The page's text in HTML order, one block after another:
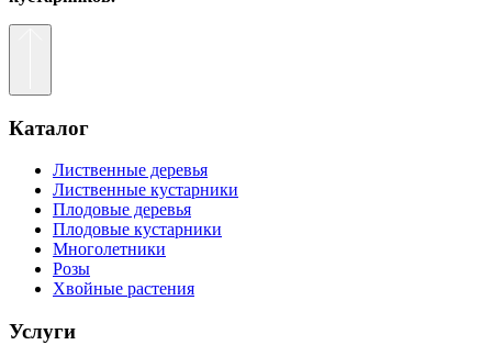
Каталог
Лиственные деревья
Лиственные кустарники
Плодовые деревья
Плодовые кустарники
Многолетники
Розы
Хвойные растения
Услуги